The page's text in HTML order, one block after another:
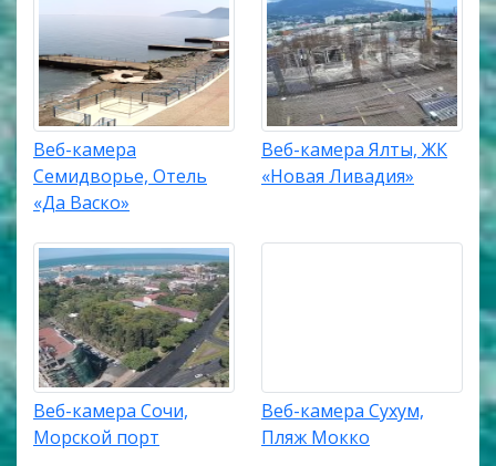
Веб-камера
Семидворье, Отель
«Да Васко»
Веб-камера Ялты, ЖК
«Новая Ливадия»
Веб-камера Сочи,
Морской порт
Веб-камера Сухум,
Пляж Мокко